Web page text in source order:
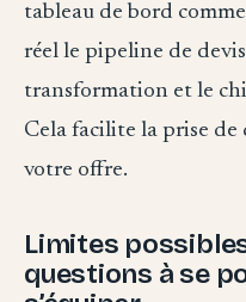
tableau de bord
réel le pipeline de
transformation et le
Cela facilite la prise de
votre offre.
Limites
questions à se